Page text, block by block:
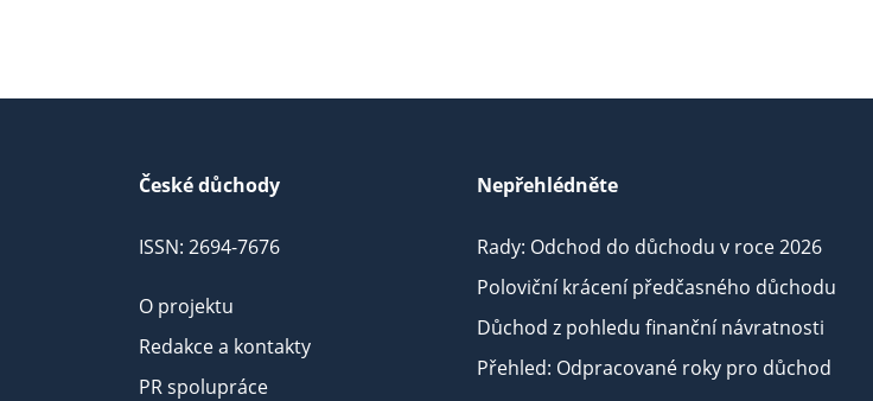
České důchody
ISSN: 2694-7676
O projektu
Redakce a kontakty
PR spolupráce
Nepřehlédněte
Rady: Odchod do důchodu v roce 2026
Poloviční krácení předčasného důchodu
Důchod z pohledu finanční návratnosti
Přehled: Odpracované roky pro důchod